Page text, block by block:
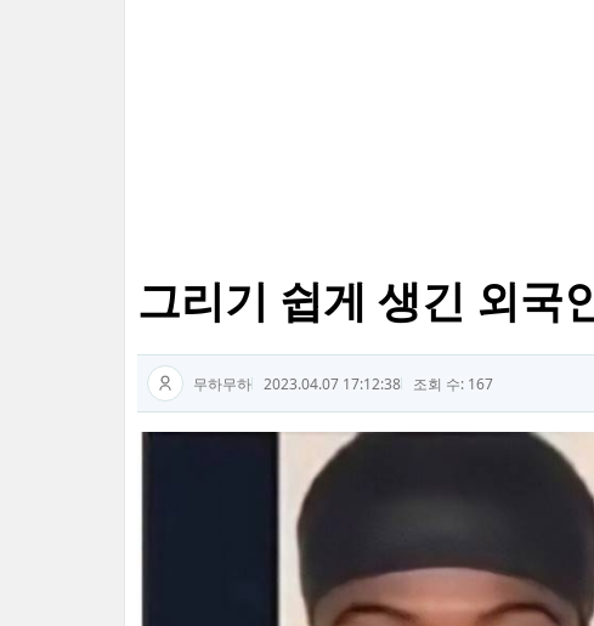
그리기 쉽게 생긴 외국
무하무하 2023.04.07 17:12:38 조회 수: 167